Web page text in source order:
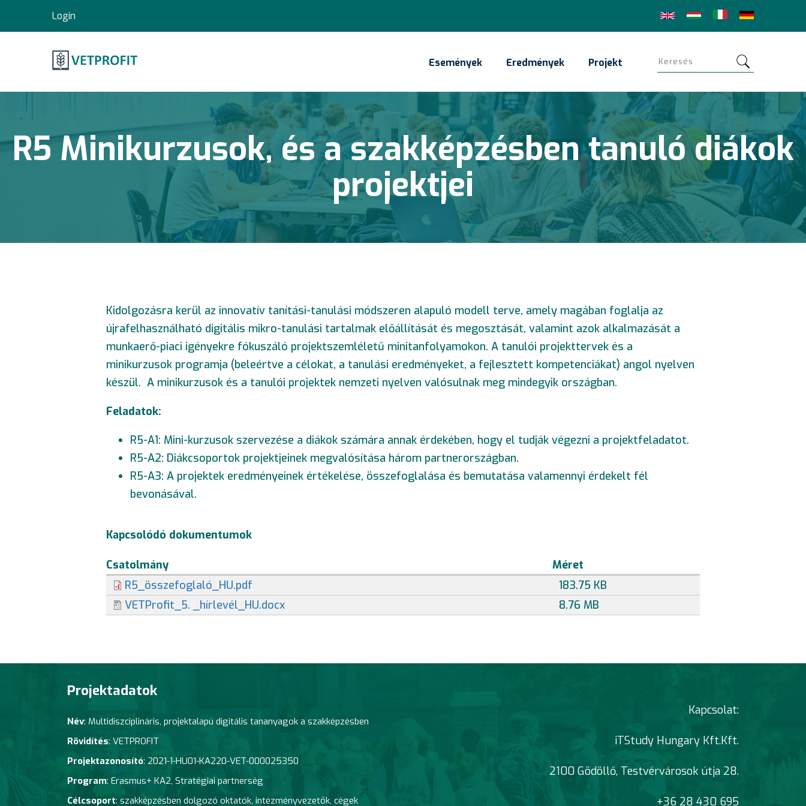
tartalomra
Login
Események Eredmények Projekt Keresés
R5 Minikurzusok, és a szakképzésben tanuló diákok
projektjei
Kidolgozásra kerül az innovatív tanítási-tanulási módszeren alapuló modell terve, amely magában foglalja az
újrafelhasználható digitális mikro-tanulási tartalmak előállítását és megosztását, valamint azok alkalmazását a
munkaerő-piaci igényekre fókuszáló projektszemléletű minitanfolyamokon. A tanulói projekttervek és a
minikurzusok programja (beleértve a célokat, a tanulási eredményeket, a fejlesztett kompetenciákat) angol nyelven
készül. A minikurzusok és a tanulói projektek nemzeti nyelven valósulnak meg mindegyik országban.
Feladatok:
R5-A1: Mini-kurzusok szervezése a diákok számára annak érdekében, hogy el tudják végezni a projektfeladatot.
R5-A2: Diákcsoportok projektjeinek megvalósítása három partnerországban.
R5-A3: A projektek eredményeinek értékelése, összefoglalása és bemutatása valamennyi érdekelt fél
bevonásával.
Kapcsolódó dokumentumok
Csatolmány
Méret
R5_összefoglaló_HU.pdf
183.75 KB
VETProfit_5. _hírlevél_HU.docx
8.76 MB
Projektadatok
Név: Multidiszciplináris, projektalapú digitális tananyagok a szakképzésben
Rövidítés: VETPROFIT
Projektazonosító: 2021-1-HU01-KA220-VET-000025350
Program: Erasmus+ KA2, Stratégiai partnerség
Célcsoport: szakképzésben dolgozó oktatók, intézményvezetők, cégek
Kapcsolat:
iTStudy Hungary Kft.Kft.
2100 Gödöllő, Testvérvárosok útja 28.
+36 28 430 695